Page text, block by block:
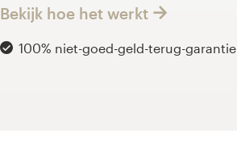
Bekijk hoe het werkt
100% niet-goed-geld-terug-garantie